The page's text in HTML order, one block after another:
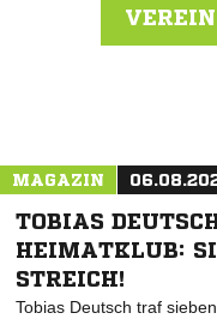
MAGAZIN
TOBIAS
HEIMATKLUB:
STREICH!
Tobias Deutsch traf